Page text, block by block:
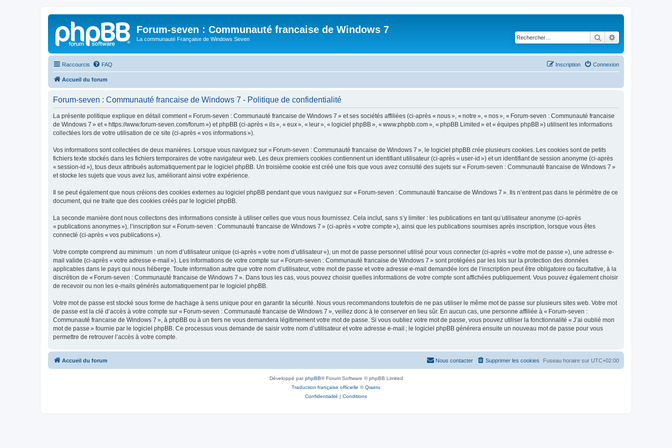
Forum-seven : Communauté francaise de Windows 7
La communauté Française de Windows Seven Rechercher
Raccourcis FAQ Connexion
Inscription
Accueil du forum
Forum-seven : Communauté francaise de Windows 7 - Politique de confidentialité
La présente politique explique en détail comment « Forum-seven : Communauté francaise de Windows 7 » et ses sociétés affiliées (ci-après « nous », « notre », « nos », « Forum-seven : Communauté francaise
de Windows 7 » et « https://www.forum-seven.com/forum ») et phpBB (ci-après « ils », « eux », « leur », « logiciel phpBB », « www.phpbb.com », « phpBB Limited » et « équipes phpBB ») utilisent les informations
collectées lors de votre utilisation de ce site (ci-après « vos informations »).
Vos informations sont collectées de deux manières. Lorsque vous naviguez sur « Forum-seven : Communauté francaise de Windows 7 », le logiciel phpBB crée plusieurs cookies. Les cookies sont de petits
fichiers texte stockés dans les fichiers temporaires de votre navigateur web. Les deux premiers cookies contiennent un identifiant utilisateur (ci-après « user-id ») et un identifiant de session anonyme (ci-après
« session-id »), tous deux attribués automatiquement par le logiciel phpBB. Un troisième cookie est créé une fois que vous avez consulté des sujets sur « Forum-seven : Communauté francaise de Windows 7 »
et stocke les sujets que vous avez lus, améliorant ainsi votre expérience.
Il se peut également que nous créions des cookies externes au logiciel phpBB pendant que vous naviguez sur « Forum-seven : Communauté francaise de Windows 7 ». Ils n’entrent pas dans le périmètre de ce
document, qui ne traite que des cookies créés par le logiciel phpBB.
La seconde manière dont nous collectons des informations consiste à utiliser celles que vous nous fournissez. Cela inclut, sans s’y limiter : les publications en tant qu’utilisateur anonyme (ci-après
« publications anonymes »), l’inscription sur « Forum-seven : Communauté francaise de Windows 7 » (ci-après « votre compte »), ainsi que les publications soumises après inscription, lorsque vous êtes
connecté (ci-après « vos publications »).
Votre compte comprend au minimum : un nom d’utilisateur unique (ci-après « votre nom d’utilisateur »), un mot de passe personnel utilisé pour vous connecter (ci-après « votre mot de passe »), une adresse e-
mail valide (ci-après « votre adresse e-mail »). Les informations de votre compte sur « Forum-seven : Communauté francaise de Windows 7 » sont protégées par les lois sur la protection des données
applicables dans le pays qui nous héberge. Toute information autre que votre nom d’utilisateur, votre mot de passe et votre adresse e-mail demandée lors de l’inscription peut être obligatoire ou facultative, à la
discrétion de « Forum-seven : Communauté francaise de Windows 7 ». Dans tous les cas, vous pouvez choisir quelles informations de votre compte sont affichées publiquement. Vous pouvez également choisir
de recevoir ou non les e-mails générés automatiquement par le logiciel phpBB.
Votre mot de passe est stocké sous forme de hachage à sens unique pour en garantir la sécurité. Nous vous recommandons toutefois de ne pas utiliser le même mot de passe sur plusieurs sites web. Votre mot
de passe est la clé d’accès à votre compte sur « Forum-seven : Communauté francaise de Windows 7 », veillez donc à le conserver en lieu sûr. En aucun cas, une personne affiliée à « Forum-seven :
Communauté francaise de Windows 7 », à phpBB ou à un tiers ne vous demandera légitimement votre mot de passe. Si vous oubliez votre mot de passe, vous pouvez utiliser la fonctionnalité « J’ai oublié mon
mot de passe » fournie par le logiciel phpBB. Ce processus vous demande de saisir votre nom d’utilisateur et votre adresse e-mail ; le logiciel phpBB générera ensuite un nouveau mot de passe pour vous
permettre de retrouver l’accès à votre compte.
Accueil du forum Fuseau horaire sur UTC+02:00
Supprimer les cookies
Nous contacter
Développé parphpBB® Forum Software © phpBB Limited
Traduction française officielle ©Qiaeru
Confidentialité | Conditions